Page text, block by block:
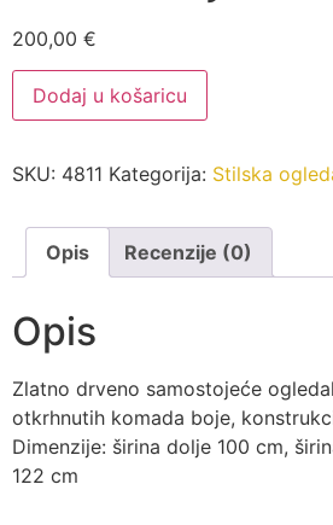
200,00 €
Zlatno
drveno
samostojeće
Dodaj u košaricu
SKU: 4811 Kategorija: Stilska
Opis Recenzije (0)
Opis
Zlatno drveno samostojeće
otkrhnutih komada boje,
Dimenzije: širina dolje 100 cm,
122 cm